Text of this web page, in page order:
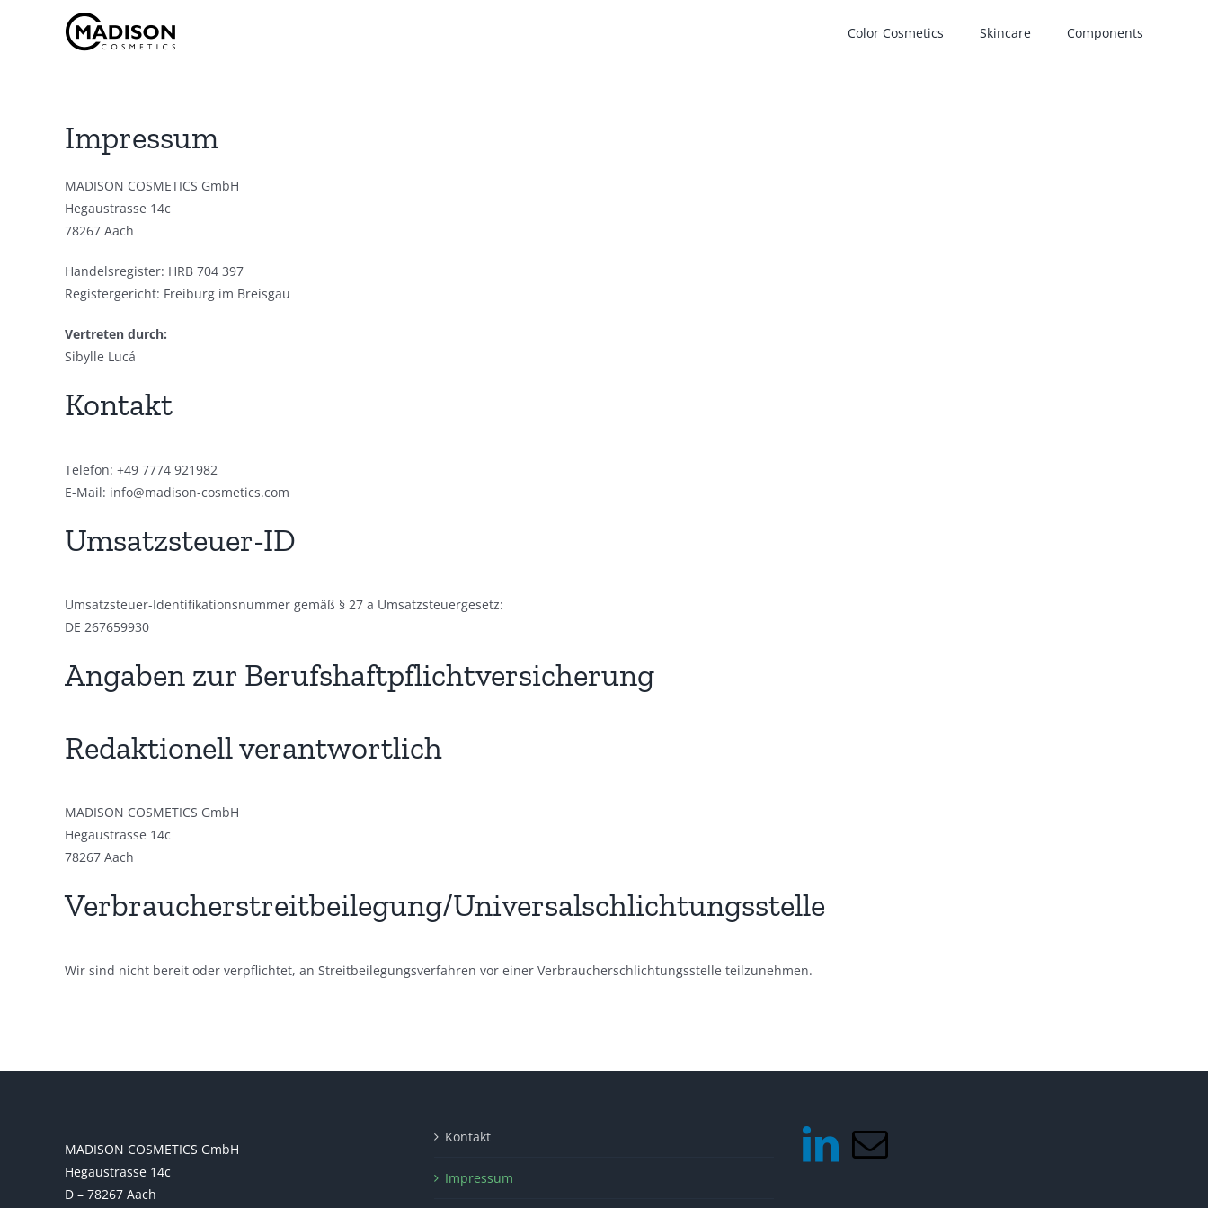
Color Cosmetics Skincare Components
Impressum
MADISON COSMETICS GmbH
Hegaustrasse 14c
78267 Aach
Handelsregister: HRB 704 397
Registergericht: Freiburg im Breisgau
Vertreten durch:
Sibylle Lucá
Kontakt
Telefon: +49 7774 921982
E-Mail: info@madison-cosmetics.com
Umsatzsteuer-ID
Umsatzsteuer-Identifikationsnummer gemäß § 27 a Umsatzsteuergesetz:
DE 267659930
Angaben zur Berufs­haftpflicht­versicherung
Redaktionell verantwortlich
MADISON COSMETICS GmbH
Hegaustrasse 14c
78267 Aach
Verbraucher­streit­beilegung/Universal­schlichtungs­stelle
Wir sind nicht bereit oder verpflichtet, an Streitbeilegungsverfahren vor einer Verbraucherschlichtungsstelle teilzunehmen.
MADISON COSMETICS GmbH
Hegaustrasse 14c
D – 78267 Aach
Kontakt
Impressum